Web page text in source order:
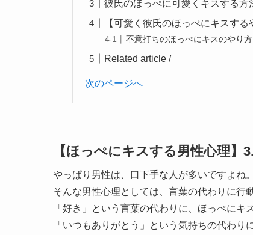
彼氏のほっぺに可愛くキスする方
【可愛く彼氏のほっぺにキスす
不意打ちのほっぺにキスのやり方
Related article /
次のページへ
【ほっぺにキスする男性心理】
やっぱり男性は、口下手な人が多いですよね。
そんな男性心理としては、言葉の代わりに行
「好き」という言葉の代わりに、ほっぺにキ
「いつもありがとう」という気持ちの代わり